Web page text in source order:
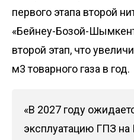
первого этапа второй
«Бейнеу-Бозой-
второй этап, что
м3 товарного газа в год.
«В 2027 году
эксплуатацию ГПЗ